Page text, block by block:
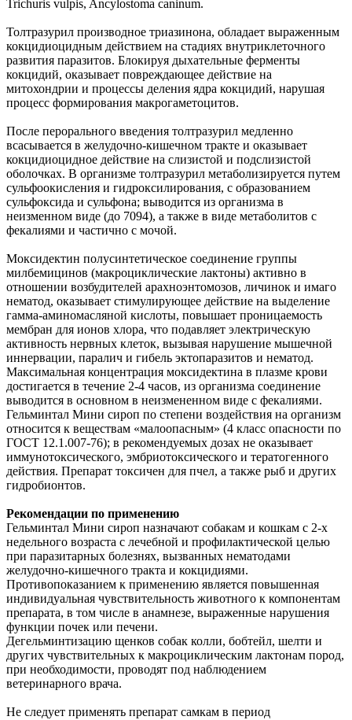
Trichuris vulpis, Ancylostoma caninum.
Толтразурил производное триазинона, обладает выраженным
кокцидиоцидным действием на стадиях внутриклеточного
развития паразитов. Блокируя дыхательные ферменты
кокцидий, оказывает повреждающее действие на
митохондрии и процессы деления ядра кокцидий, нарушая
процесс формирования макрогаметоцитов.
После перорального введения толтразурил медленно
всасывается в желудочно-кишечном тракте и оказывает
кокцидиоцидное действие на слизистой и подслизистой
оболочках. В организме толтразурил метаболизируется путем
сульфоокисления и гидроксилирования, с образованием
сульфоксида и сульфона; выводится из организма в
неизменном виде (до 7094), а также в виде метаболитов с
фекалиями и частично с мочой.
Моксидектин полусинтетическое соединение группы
милбемицинов (макроциклические лактоны) активно в
отношении возбудителей арахноэнтомозов, личинок и имаго
нематод, оказывает стимулирующее действие на выделение
гамма-аминомасляной кислоты, повышает проницаемость
мембран для ионов хлора, что подавляет электрическую
активность нервных клеток, вызывая нарушение мышечной
иннервации, паралич и гибель эктопаразитов и нематод.
Максимальная концентрация моксидектина в плазме крови
достигается в течение 2-4 часов, из организма соединение
выводится в основном в неизмененном виде с фекалиями.
Гельминтал Мини сироп по степени воздействия на организм
относится к веществам «малоопасным» (4 класс опасности по
ГОСТ 12.1.007-76); в рекомендуемых дозах не оказывает
иммунотоксического, эмбриотоксического и тератогенного
действия. Препарат токсичен для пчел, а также рыб и других
гидробионтов.
Рекомендации по применению
Гельминтал Мини сироп назначают собакам и кошкам с 2-х
недельного возраста с лечебной и профилактической целью
при паразитарных болезнях, вызванных нематодами
желудочно-кишечного тракта и кокцидиями.
Противопоказанием к применению является повышенная
индивидуальная чувствительность животного к компонентам
препарата, в том числе в анамнезе, выраженные нарушения
функции почек или печени.
Дегельминтизацию щенков собак колли, бобтейл, шелти и
других чувствительных к макроциклическим лактонам пород,
при необходимости, проводят под наблюдением
ветеринарного врача.
Не следует применять препарат самкам в период